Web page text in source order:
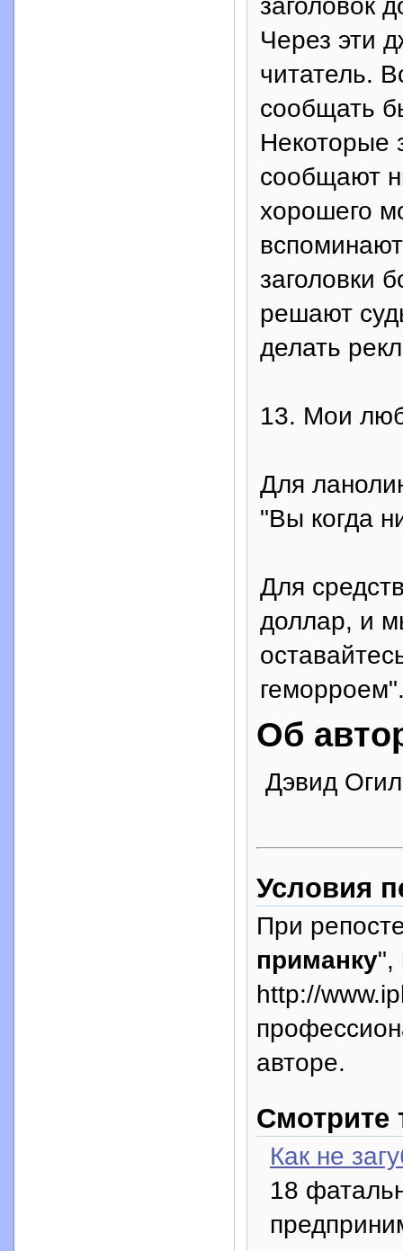
Через эти
читатель.
сообщать
Некоторые
сообщают
хорошего
заголовки
решают
делать
13. Мои
Для
"Вы когда
Для
доллар, и
Об
Дэвид
Условия
При
приманку",
http://
авторе.
Смотрите
Как не
18